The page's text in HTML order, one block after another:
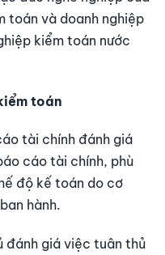
toán và doanh nghiệp
kiểm toán nước
toán
tài chính đánh giá
cáo tài chính, phù
độ kế toán do cơ
hành.
đánh giá việc tuân thủ